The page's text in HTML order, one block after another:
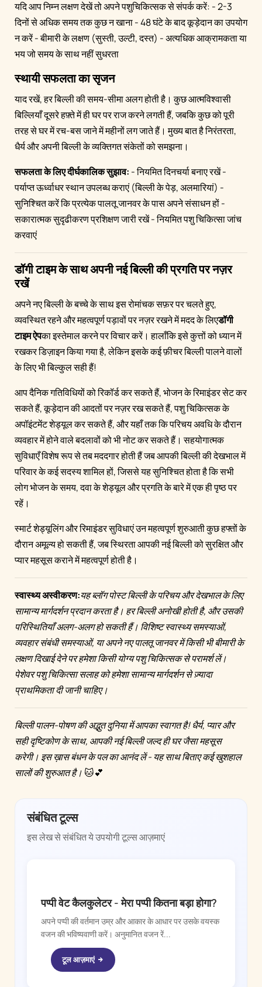
यदि आप निम्न लक्षण देखें तो अपने पशुचिकित्सक से संपर्क करें: - 2-3
दिनों से अधिक समय तक कुछ न खाना - 48 घंटे के बाद कूड़ेदान का उपयोग
न करें - बीमारी के लक्षण (सुस्ती, उल्टी, दस्त) - अत्यधिक आक्रामकता या
भय जो समय के साथ नहीं सुधरता
स्थायी सफलता का सृजन
याद रखें, हर बिल्ली की समय-सीमा अलग होती है। कुछ आत्मविश्वासी
बिल्लियाँ दूसरे हफ़्ते में ही घर पर राज करने लगती हैं, जबकि कुछ को पूरी
तरह से घर में रच-बस जाने में महीनों लग जाते हैं। मुख्य बात है निरंतरता,
धैर्य और अपनी बिल्ली के व्यक्तिगत संकेतों को समझना।
सफलता के लिए दीर्घकालिक सुझाव: - नियमित दिनचर्या बनाए रखें -
पर्याप्त ऊर्ध्वाधर स्थान उपलब्ध कराएं (बिल्ली के पेड़, अलमारियां) -
सुनिश्चित करें कि प्रत्येक पालतू जानवर के पास अपने संसाधन हों -
सकारात्मक सुदृढीकरण प्रशिक्षण जारी रखें - नियमित पशु चिकित्सा जांच
करवाएं
डॉगी टाइम के साथ अपनी नई बिल्ली की प्रगति पर नज़र
रखें
अपने नए बिल्ली के बच्चे के साथ इस रोमांचक सफ़र पर चलते हुए,
व्यवस्थित रहने और महत्वपूर्ण पड़ावों पर नज़र रखने में मदद के लिएडॉगी
टाइम ऐपका इस्तेमाल करने पर विचार करें। हालाँकि इसे कुत्तों को ध्यान में
रखकर डिज़ाइन किया गया है, लेकिन इसके कई फ़ीचर बिल्ली पालने वालों
के लिए भी बिल्कुल सही हैं!
आप दैनिक गतिविधियों को रिकॉर्ड कर सकते हैं, भोजन के रिमाइंडर सेट कर
सकते हैं, कूड़ेदान की आदतों पर नज़र रख सकते हैं, पशु चिकित्सक के
अपॉइंटमेंट शेड्यूल कर सकते हैं, और यहाँ तक कि परिचय अवधि के दौरान
व्यवहार में होने वाले बदलावों को भी नोट कर सकते हैं। सहयोगात्मक
सुविधाएँ विशेष रूप से तब मददगार होती हैं जब आपकी बिल्ली की देखभाल में
परिवार के कई सदस्य शामिल हों, जिससे यह सुनिश्चित होता है कि सभी
लोग भोजन के समय, दवा के शेड्यूल और प्रगति के बारे में एक ही पृष्ठ पर
रहें।
स्मार्ट शेड्यूलिंग और रिमाइंडर सुविधाएं उन महत्वपूर्ण शुरुआती कुछ हफ्तों के
दौरान अमूल्य हो सकती हैं, जब स्थिरता आपकी नई बिल्ली को सुरक्षित और
प्यार महसूस कराने में महत्वपूर्ण होती है।
स्वास्थ्य अस्वीकरण:यह ब्लॉग पोस्ट बिल्ली के परिचय और देखभाल के लिए
सामान्य मार्गदर्शन प्रदान करता है। हर बिल्ली अनोखी होती है, और उसकी
परिस्थितियाँ अलग-अलग हो सकती हैं। विशिष्ट स्वास्थ्य समस्याओं,
व्यवहार संबंधी समस्याओं, या अपने नए पालतू जानवर में किसी भी बीमारी के
लक्षण दिखाई देने पर हमेशा किसी योग्य पशु चिकित्सक से परामर्श लें।
पेशेवर पशु चिकित्सा सलाह को हमेशा सामान्य मार्गदर्शन से ज़्यादा
प्राथमिकता दी जानी चाहिए।
बिल्ली पालन-पोषण की अद्भुत दुनिया में आपका स्वागत है! धैर्य, प्यार और
सही दृष्टिकोण के साथ, आपकी नई बिल्ली जल्द ही घर जैसा महसूस
करेगी। इस ख़ास बंधन के पल का आनंद लें - यह साथ बिताए कई खुशहाल
सालों की शुरुआत है।🐱💕
संबंधित टूल्स
इस लेख से संबंधित ये उपयोगी टूल्स आज़माएं
पप्पी वेट कैलकुलेटर - मेरा पप्पी कितना बड़ा होगा?
अपने पप्पी की वर्तमान उम्र और आकार के आधार पर उसके वयस्क
वजन की भविष्यवाणी करें। अनुमानित वजन रें...
टूल आज़माएं